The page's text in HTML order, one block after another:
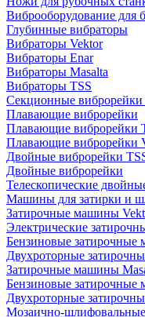
Виброоборудование для
Глубинные вибраторы
Вибраторы Vektor
Вибраторы Enar
Вибраторы Masalta
Вибраторы TSS
Секционные виброрейки
Плавающие виброрейки
Плавающие виброрейки
Плавающие виброрейки
Двойные виброрейки
Двойные виброрейки
Телескопические
Машины для затирки и
Затирочные машины
Электрические
Бензиновые
Двухроторные
Затирочные машины
Бензиновые
Двухроторные
Мозаично-